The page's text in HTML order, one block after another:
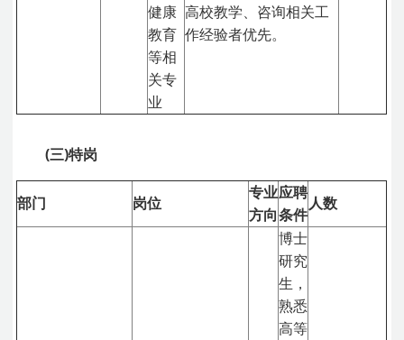
健康
教育
等相
关专
业
高校教学、咨询相关工
作经验者优先。
(三)特岗
部门 岗位
专业
方向
应聘
条件
人数
博士
研究
生，
熟悉
高等